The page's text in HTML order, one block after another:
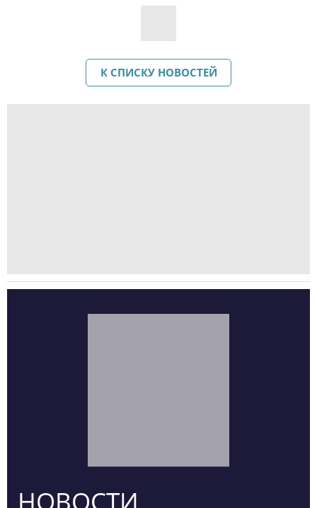
К СПИСКУ НОВОСТЕЙ
НОВОСТИ